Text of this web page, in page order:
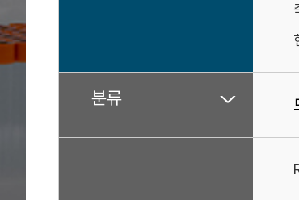
분류